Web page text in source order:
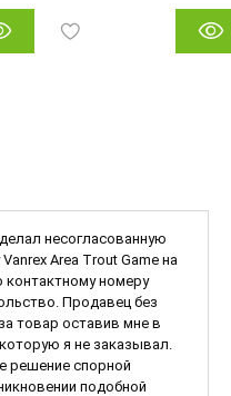
несогласованную
Area Trout Game на
контактному номеру
Продавец без
товар оставив мне в
я не заказывал.
решение спорной
подобной